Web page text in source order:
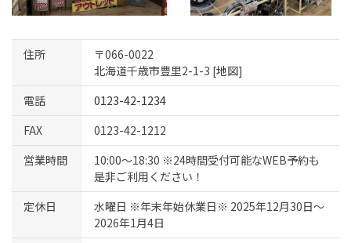
住所
〒066-0022
北海道千歳市豊里2-1-3 [地図]
電話
0123-42-1234
FAX
0123-42-1212
営業時間
10:00～18:30 ※24時間受付可能なWEB予約も
是非ご利用ください！
定休日
水曜日 ※年末年始休業日※ 2025年12月30日～
2026年1月4日